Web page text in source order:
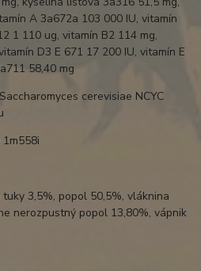
A 3a672a 103 000 IU, vitamín
1 110 ug, vitamín B2 114 mg,
D3 E 671 17 200 IU, vitamín E
58,40 mg
cerevisiae NCYC
3,5%, popol 50,5%, vláknina
nerozpustný popol 13,80%, vápnik